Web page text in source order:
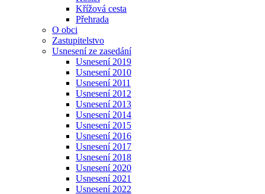
Křížová cesta
Přehrada
O obci
Zastupitelstvo
Usnesení ze zasedání
Usnesení 2019
Usnesení 2010
Usnesení 2011
Usnesení 2012
Usnesení 2013
Usnesení 2014
Usnesení 2015
Usnesení 2016
Usnesení 2017
Usnesení 2018
Usnesení 2020
Usnesení 2021
Usnesení 2022